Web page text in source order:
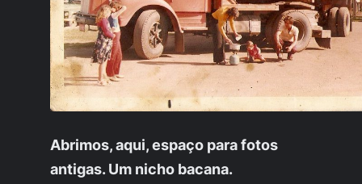
Abrimos, aqui, espaço para fotos
antigas. Um nicho bacana.